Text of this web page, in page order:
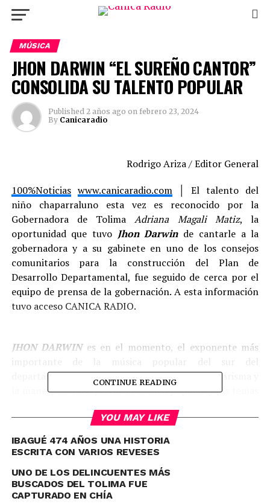
MÚSICA
JHON DARWIN “EL SUREÑO CANTOR”
CONSOLIDA SU TALENTO POPULAR
Published 2 años ago on febrero 23, 2024
By Canicaradio
Rodrigo Ariza / Editor General
100%Noticias www.canicaradio.com│ El talento del
niño chaparraluno esta vez es reconocido por la
Gobernadora de TolimaAdriana Magali Matiz, la
oportunidad que tuvo Jhon Darwinde cantarle a la
gobernadora y a su gabinete en uno de los consejos
comunitarios para la construcción del Plan de
Desarrollo Departamental, fue seguido de cerca por el
equipo de prensa de la gobernación. A esta información
tuvo acceso CANICA RADIO.
JHON DARWINes en el momento, el exponente más
departamento de Tolima, su prodigiosa voz, su carisma y
la manera de interpretar la música popular y los temas
escuchan; “El Sureño Cantor” como es conocido, hoy
cuenta con la popularidad y el reconocimiento en los 47
municipios que conforman el departamento y con su
del país.
CONTINUE READING
YOU MAY LIKE
IBAGUÉ 474 AÑOS UNA HISTORIA
ESCRITA CON VARIOS REVESES
UNO DE LOS DELINCUENTES MÁS
BUSCADOS DEL TOLIMA FUE
CAPTURADO EN CHÍA